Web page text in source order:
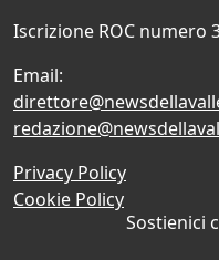
Iscrizione ROC numero
Email:
Privacy Policy
Cookie Policy
Sostienici